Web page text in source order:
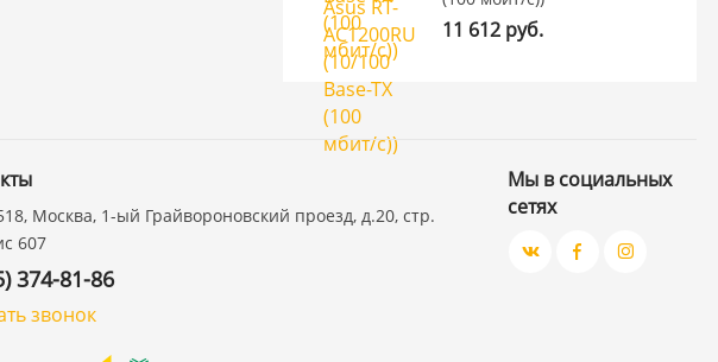
11 612 руб.
Москва, 1-ый Грайвороновский проезд, д.20, стр.
607
374-81-86
звонок
Мы в социальных
сетях